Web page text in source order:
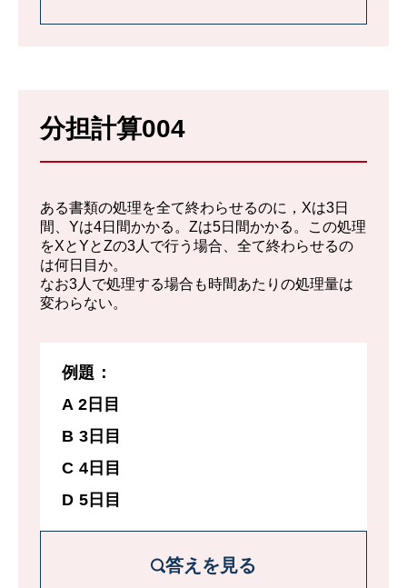
る。
するとX、Yそれぞれの1日あたりの仕事量
X : ⅓
Y : ¼
Z: ⅕
2/3÷47/60=x これを解くとx=40/47
分担計算004
ある書類の処理を全て終わらせるのに，Xは3日
間、Yは4日間かかる。Zは5日間かかる。この処理
をXとYとZの3人で行う場合、全て終わらせるの
は何日目か。
なお3人で処理する場合も時間あたりの処理量は
変わらない。
例題：
A 2日目
B 3日目
C 4日目
D 5日目
答えを見る